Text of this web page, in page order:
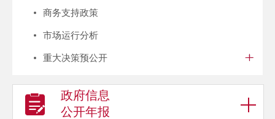
商务支持政策
市场运行分析
重大决策预公开
政府信息
公开年报